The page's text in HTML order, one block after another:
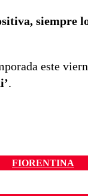
siempre
este
.
FIORENTINA